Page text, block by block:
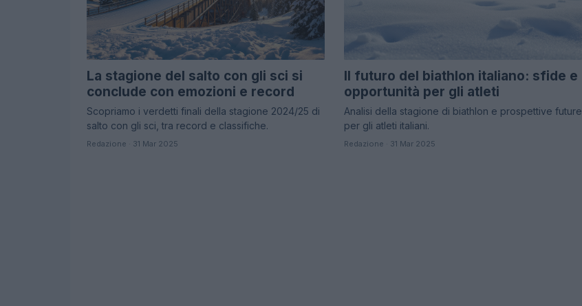
La stagione del salto con gli sci si
conclude con emozioni e record
Scopriamo i verdetti finali della stagione 2024/25 di
salto con gli sci, tra record e classifiche.
Redazione · 31 Mar 2025
Il futuro del biathlon italiano: sfide e
opportunità per gli atleti
Analisi della stagione di biathlon e prospettive future
per gli atleti italiani.
Redazione · 31 Mar 2025